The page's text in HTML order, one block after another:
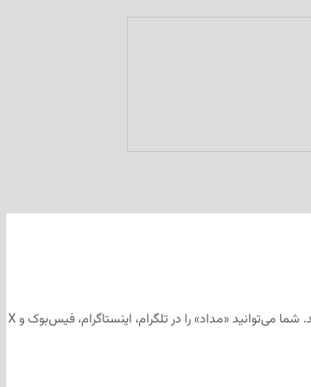
این مطلب برای رسانه‌های اجتماعی «مداد» تهیه و ابتدا در کانال تلگرامی «مداد» به آدرس منتشر شد و سپس جهت آرشیو به وب‌سایت «مداد» منتقل گردید. شما می‌توانید «مداد» را در تلگرام، اینستاگرام، فیس‌بوک و X